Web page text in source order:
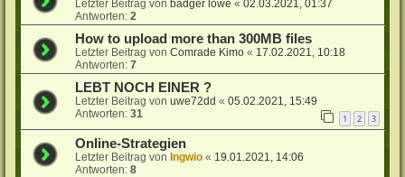
Letzter Beitrag von badger lowe «02.03.2021, 01:37
Antworten:2
How to upload more than 300MB files
Letzter Beitrag vonComrade Kimo « 17.02.2021, 10:18
Antworten:7
LEBT NOCH EINER ?
Letzter Beitrag vonuwe72dd «05.02.2021, 15:49
Antworten:31 1 2 3
Online-Strategien
Letzter Beitrag vonIngwio « 19.01.2021, 14:06
Antworten:8